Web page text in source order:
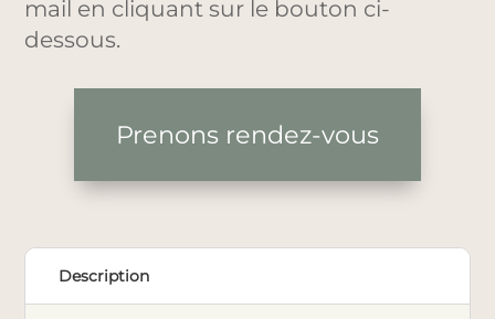
mail en cliquant sur le bouton ci-
dessous.
Prenons rendez-vous
Description